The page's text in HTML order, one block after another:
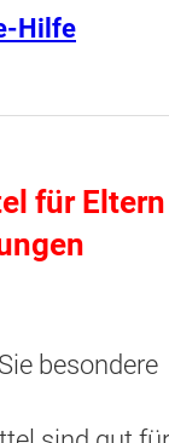
Hilfe
für
besondere